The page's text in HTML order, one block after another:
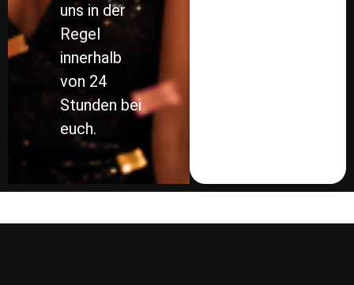
uns in der
Regel
innerhalb
von 24
Stunden bei
euch.